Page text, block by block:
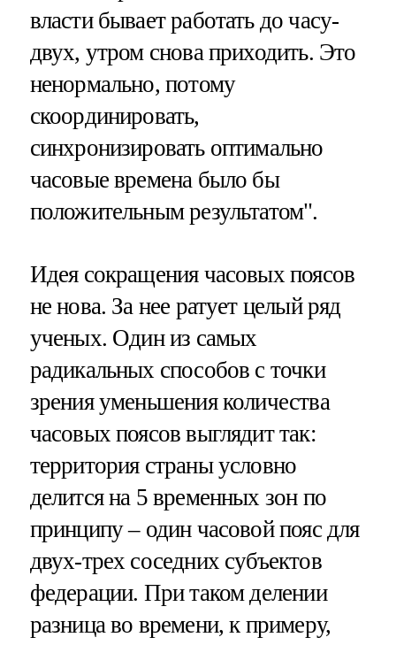
власти бывает работать до часу-
двух, утром снова приходить. Это
ненормально, потому
скоординировать,
синхронизировать оптимально
часовые времена было бы
положительным результатом".
Идея сокращения часовых поясов
не нова. За нее ратует целый ряд
ученых. Один из самых
радикальных способов с точки
зрения уменьшения количества
часовых поясов выглядит так:
территория страны условно
делится на 5 временных зон по
принципу – один часовой пояс для
двух-трех соседних субъектов
федерации. При таком делении
разница во времени, к примеру,